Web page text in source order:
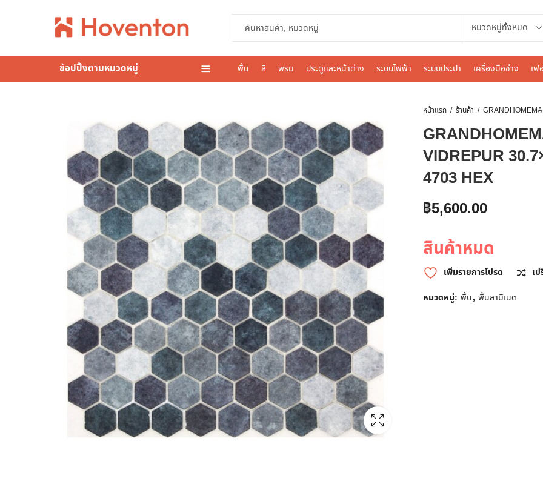
ข้อปปิ้งตามหมวดหมู่ พื้น สี พรม ประตูและหน้าต่าง ระบบไฟฟ้า ระบบประปา เครื่องมือช่าง เฟ
หน้าแรก ร้านค้า
VIDREPUR
4703 HEX
฿5,600.00
สินค้าหมด
เพิ่มรายการโปรด
เ
หมวดหมู่: พื้น, พื้นลามิเนต